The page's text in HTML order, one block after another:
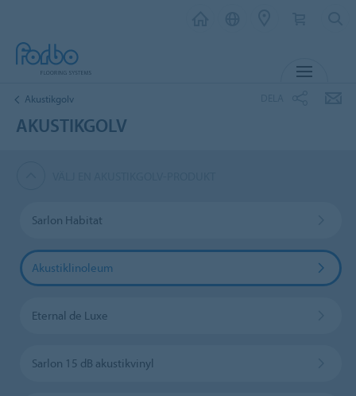
Akustikgolv
AKUSTIKGOLV
Sarlon Habitat
Akustiklinoleum
Eternal de Luxe
Sarlon 15 dB akustikvinyl